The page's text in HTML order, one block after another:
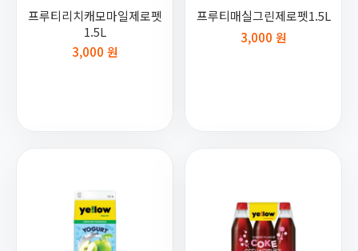
프루티리치캐모마일제로펫
1.5L
3,000 원
프루티매실그린제로펫1.5L
3,000 원